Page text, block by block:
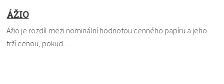
ÁŽIO
Ážio je rozdíl mezi nominální hodnotou cenného papíru a jeho
trží cenou, pokud…